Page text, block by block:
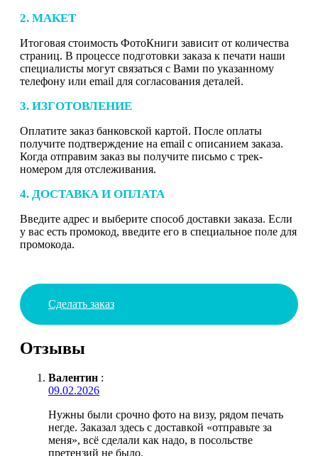
2. МАКЕТ
Итоговая стоимость ФотоКниги зависит от количества
страниц. В процессе подготовки заказа к печати наши
специалисты могут связаться с Вами по указанному
телефону или email для согласования деталей.
3. ИЗГОТОВЛЕНИЕ
Оплатите заказ банковской картой. После оплаты
получите подтверждение на email с описанием заказа.
Когда отправим заказ вы получите письмо с трек-
номером для отслеживания.
4. ДОСТАВКА И ОПЛАТА
Введите адрес и выберите способ доставки заказа. Если
у вас есть промокод, введите его в специальное поле для
промокода.
Сделать заказ
Отзывы
Валентин :
09.02.2026
Нужны были срочно фото на визу, рядом печать
негде. Заказал здесь с доставкой «отправьте за
меня», всё сделали как надо, в посольстве
претензий не было.